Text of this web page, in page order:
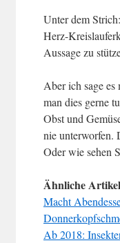
Unter dem
Herz-
Aussage zu
Aber ich sage
man dies gerne
Obst und
nie unterworfen.
Oder wie sehen
Ähnliche
Macht
Ab 2018: